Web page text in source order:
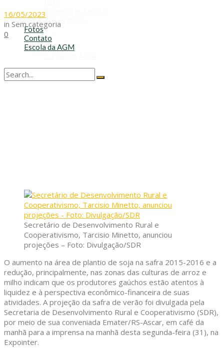
Transporte Escolar
Voluntariado
Fotos
Contato
Escola da AGM
16/05/2023
in Sem categoria
0
Secretário de Desenvolvimento Rural e
Cooperativismo, Tarcisio Minetto, anunciou
projeções – Foto: Divulgação/SDR
O aumento na área de plantio de soja na safra 2015-2016 e a
redução, principalmente, nas zonas das culturas de arroz e
milho indicam que os produtores gaúchos estão atentos à
liquidez e à perspectiva econômico-financeira de suas
atividades. A projeção da safra de verão foi divulgada pela
Secretaria de Desenvolvimento Rural e Cooperativismo (SDR),
por meio de sua conveniada Emater/RS-Ascar, em café da
manhã para a imprensa na manhã desta segunda-feira (31), na
Expointer.